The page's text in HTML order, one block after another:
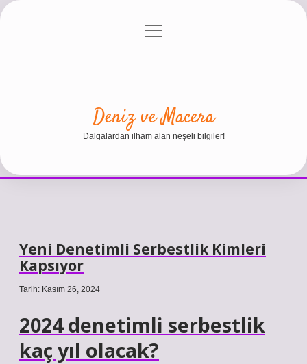
Gizlilik Politikası
menüyü
Deniz ve Macera
Dalgalardan ilham alan neşeli bilgiler!
Yeni Denetimli Serbestlik Kimleri
Kapsıyor
Tarih: Kasım 26, 2024
2024 denetimli serbestlik
kaç yıl olacak?